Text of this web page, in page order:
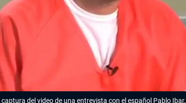
captura del video de una entrevista con el español Pablo